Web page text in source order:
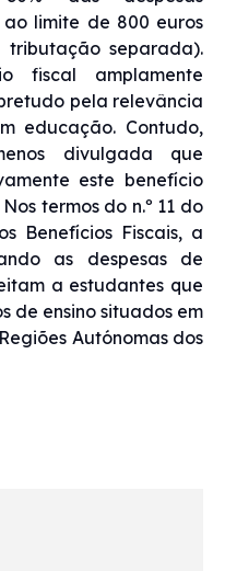
limite de 800 euros
separada).
fiscal amplamente
pela relevância
educação. Contudo,
divulgada que
este benefício
termos do n.º 11 do
Benefícios Fiscais, a
as despesas de
a estudantes que
de ensino situados em
Autónomas dos